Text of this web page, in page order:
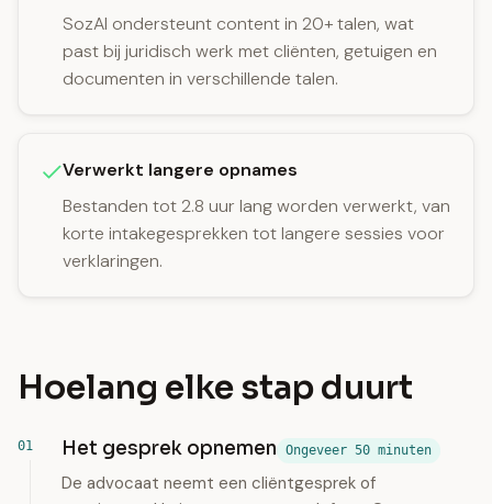
SozAI ondersteunt content in 20+ talen, wat
past bij juridisch werk met cliënten, getuigen en
documenten in verschillende talen.
Verwerkt langere opnames
Bestanden tot 2.8 uur lang worden verwerkt, van
korte intakegesprekken tot langere sessies voor
verklaringen.
Hoelang elke stap duurt
Het gesprek opnemen Ongeveer 50 minuten
De advocaat neemt een cliëntgesprek of